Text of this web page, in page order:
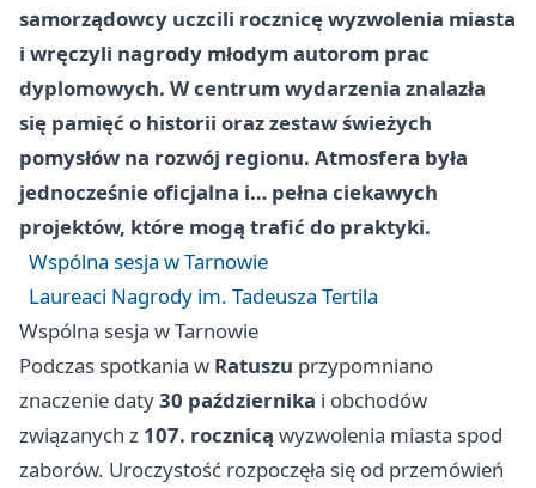
samorządowcy uczcili rocznicę wyzwolenia miasta
i wręczyli nagrody młodym autorom prac
dyplomowych. W centrum wydarzenia znalazła
się pamięć o historii oraz zestaw świeżych
pomysłów na rozwój regionu. Atmosfera była
jednocześnie oficjalna i… pełna ciekawych
projektów, które mogą trafić do praktyki.
Wspólna sesja w Tarnowie
Laureaci Nagrody im. Tadeusza Tertila
Wspólna sesja w Tarnowie
Podczas spotkania w Ratuszu przypomniano
znaczenie daty30 października i obchodów
związanych z 107. rocznicą wyzwolenia miasta spod
zaborów. Uroczystość rozpoczęła się od przemówień